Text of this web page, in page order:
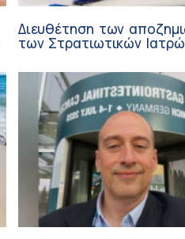
Διευθέτηση των
των Στρατιωτικών